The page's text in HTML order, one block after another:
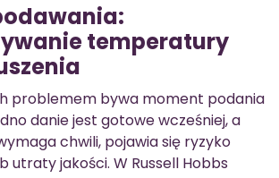
temperatury
problemem bywa moment podania
danie jest gotowe wcześniej, a
chwili, pojawia się ryzyko
utraty jakości. W Russell Hobbs